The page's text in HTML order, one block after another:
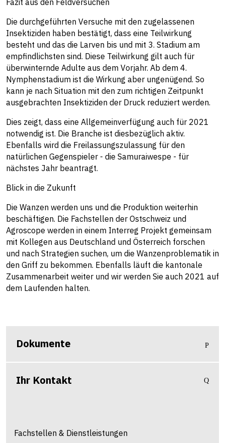
Fazit aus den Feldversuchen
Die durchgeführten Versuche mit den zugelassenen
Insektiziden haben bestätigt, dass eine Teilwirkung
besteht und das die Larven bis und mit 3. Stadium am
empfindlichsten sind. Diese Teilwirkung gilt auch für
überwinternde Adulte aus dem Vorjahr. Ab dem 4.
Nymphenstadium ist die Wirkung aber ungenügend. So
kann je nach Situation mit den zum richtigen Zeitpunkt
ausgebrachten Insektiziden der Druck reduziert werden.
Dies zeigt, dass eine Allgemeinverfügung auch für 2021
notwendig ist. Die Branche ist diesbezüglich aktiv.
Ebenfalls wird die Freilassungszulassung für den
natürlichen Gegenspieler - die Samuraiwespe - für
nächstes Jahr beantragt.
Blick in die Zukunft
Die Wanzen werden uns und die Produktion weiterhin
beschäftigen. Die Fachstellen der Ostschweiz und
Agroscope werden in einem Interreg Projekt gemeinsam
mit Kollegen aus Deutschland und Österreich forschen
und nach Strategien suchen, um die Wanzenproblematik in
den Griff zu bekommen. Ebenfalls läuft die kantonale
Zusammenarbeit weiter und wir werden Sie auch 2021 auf
dem Laufenden halten.
Dokumente
Ihr Kontakt
Fachstellen & Dienstleistungen